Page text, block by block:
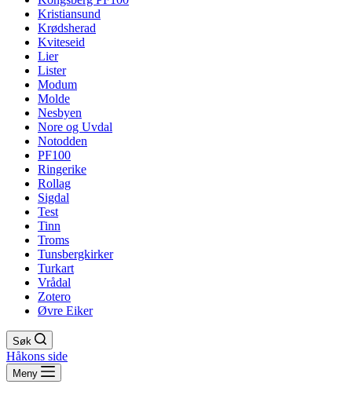
Kristiansund
Krødsherad
Kviteseid
Lier
Lister
Modum
Molde
Nesbyen
Nore og Uvdal
Notodden
PF100
Ringerike
Rollag
Sigdal
Test
Tinn
Troms
Tunsbergkirker
Turkart
Vrådal
Zotero
Øvre Eiker
Søk
Håkons side
Meny